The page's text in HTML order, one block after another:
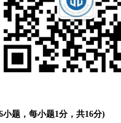
题，每小题1分，共16分)